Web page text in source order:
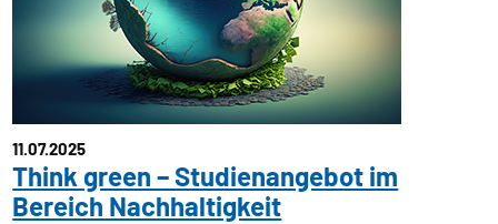
11.07.2025
Think green – Studienangebot im
Bereich Nachhaltigkeit